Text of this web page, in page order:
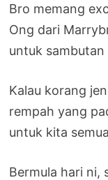
Bro memang
Ong dari
untuk sambutan
Kalau korang
rempah yang
untuk kita
Bermula hari ni,